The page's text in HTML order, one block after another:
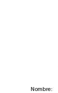
Nombre: